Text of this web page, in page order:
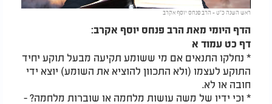
Video
ראש השנה כ"ט - הרב פנחס יוסף אקרב
הדף היומי מאת הרב פנחס יוסף אקרב:
דף כט עמוד א
* נחלקו התנאים אם מי ששומע תקיעה מבעל תוקע יחיד
התוקע לעצמו (ולא התכוון להוציא את השומע) יוצא ידי
חובה או לא.
* וכי ידיו של משה עושות מלחמה או שוברות מלחמה? -